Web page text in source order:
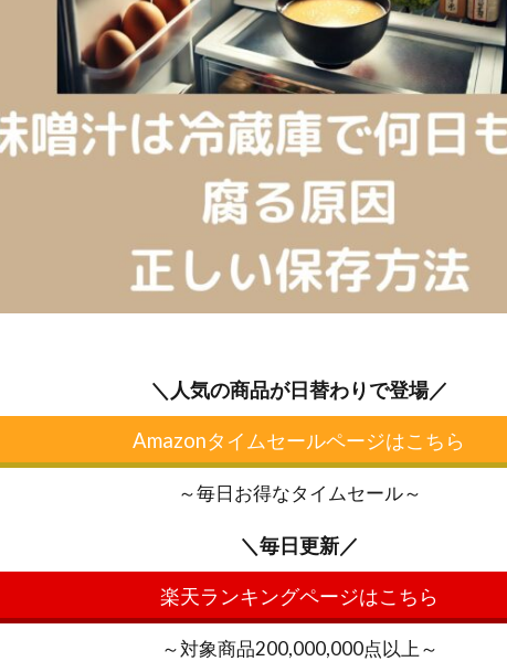
＼人気の商品が日替わりで登場／
Amazonタイムセールページはこちら
～毎日お得なタイムセール～
＼毎日更新／
楽天ランキングページはこちら
～対象商品200,000,000点以上～